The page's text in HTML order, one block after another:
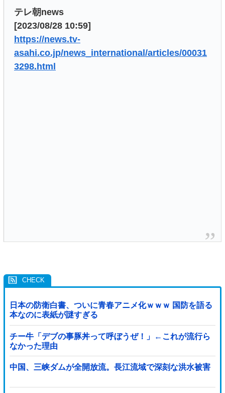
テレ朝news
[2023/08/28 10:59]
https://news.tv-
asahi.co.jp/news_international/articles/00031
3298.html
日本の防衛白書、ついに青春アニメ化ｗｗｗ 国防を語る
本なのに表紙が謎すぎる
チー牛「デブの事豚丼って呼ぼうぜ！」←これが流行ら
なかった理由
中国、三峡ダムが全開放流。長江流域で深刻な洪水被害